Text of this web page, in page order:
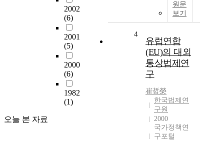
2002
(6)
2001
(5)
2000
(6)
1982
(1)
오늘 본 자료
원문
보기
4
유럽연합
(EU)의 대외
통상법제연
구
崔哲榮
한국법제연
구원
2000
국가정책연
구포털